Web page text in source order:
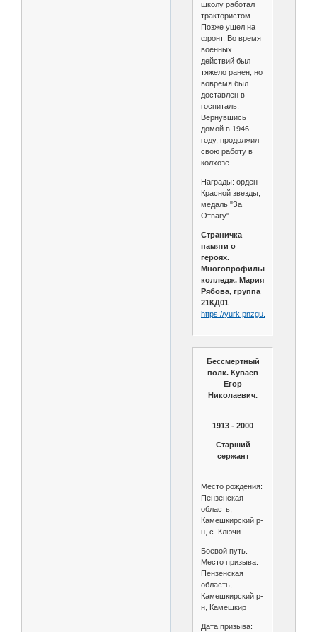
школу работал
трактористом.
Позже ушел на
фронт. Во время
военных
действий был
тяжело ранен, но
вовремя был
доставлен в
госпиталь.
Вернувшись
домой в 1946
году, продолжил
свою работу в
колхозе.
Награды: орден
Красной звезды,
медаль "За
Отвагу".
Страничка
памяти о
героях.
Многопрофильный
колледж. Мария
Рябова, группа
21КД01
https://yurk.pnzgu.ru/page/21038
Бессмертный
полк. Куваев
Егор
Николаевич.
1913 - 2000
Старший
сержант
Место рождения:
Пензенская
область,
Камешкирский р-
н, с. Ключи
Боевой путь.
Место призыва:
Пензенская
область,
Камешкирский р-
н, Камешкир
Дата призыва: